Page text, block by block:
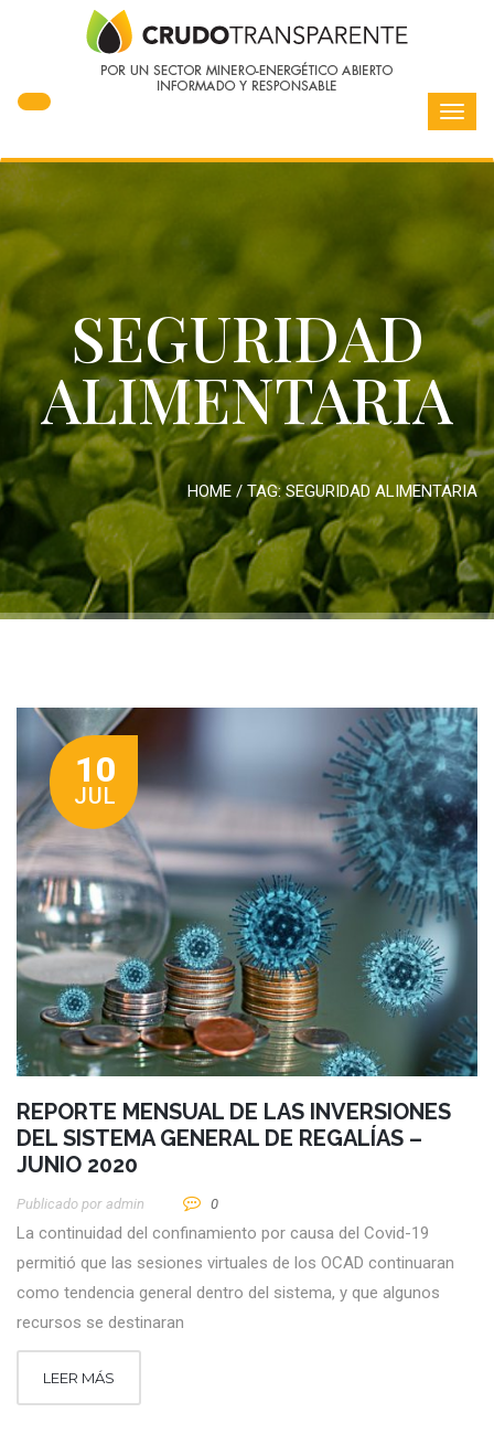
SEGURIDAD
ALIMENTARIA
HOME / TAG:SEGURIDAD ALIMENTARIA
10
JUL
REPORTE MENSUAL DE LAS INVERSIONES
DEL SISTEMA GENERAL DE REGALÍAS –
JUNIO 2020
Publicado por Admin 0
La continuidad del confinamiento por causa del Covid-19
permitió que las sesiones virtuales de los OCAD continuaran
como tendencia general dentro del sistema, y que algunos
recursos se destinaran
LEER MÁS